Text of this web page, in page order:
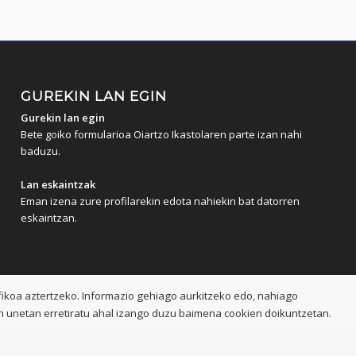
GUREKIN LAN EGIN
Gurekin lan egin
Bete goiko formularioa Oiartzo Ikastolaren parte izan nahi
baduzu.
Lan eskaintzak
Eman izena zure profilarekin edota nahiekin bat datorren
eskaintzan.
aztertzeko. Informazio gehiago aurkitzeko edo, nahiago
erretiratu ahal izango duzu baimena cookien doikuntzetan.